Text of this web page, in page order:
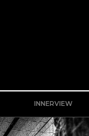
INNERVIEW